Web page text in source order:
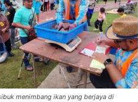
menimbang ikan yang berjaya di